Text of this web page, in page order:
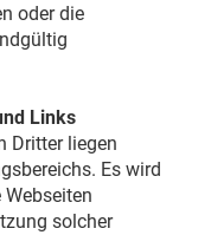
oder die
Links
Dritter liegen
Es wird
solcher